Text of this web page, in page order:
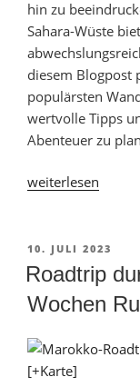
hin zu
Sahara-Wüste
diesem Blogpost
populärsten
wertvolle Tipps
Abenteuer zu
„Wandern
Atlasgebirge,
Wüste
mehr“
weiterlesen
VERÖFFENTLICHT
AM
10. JULI 2023
Roadtrip
Wochen